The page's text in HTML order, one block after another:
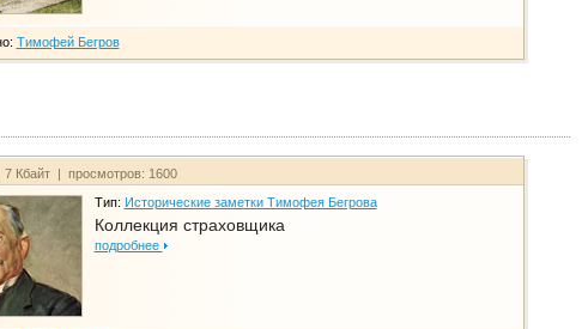
Тимофей Бегров
Кбайт | просмотров: 1600
Тип: Исторические заметки Тимофея Бегрова
Коллекция страховщика
подробнее